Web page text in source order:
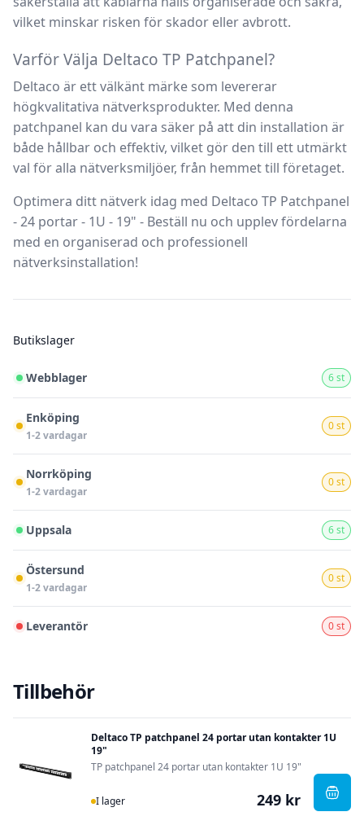
vilket minskar risken för skador eller avbrott.
Varför Välja Deltaco TP Patchpanel?
Deltaco är ett välkänt märke som levererar
högkvalitativa nätverksprodukter. Med denna
patchpanel kan du vara säker på att din installation är
både hållbar och effektiv, vilket gör den till ett utmärkt
val för alla nätverksmiljöer, från hemmet till företaget.
Optimera ditt nätverk idag med Deltaco TP Patchpanel
- 24 portar - 1U - 19" - Beställ nu och upplev fördelarna
med en organiserad och professionell
nätverksinstallation!
Butikslager
Webblager 6 st
Enköping
1-2 vardagar
0 st
Norrköping
1-2 vardagar
0 st
Uppsala 6 st
Östersund
1-2 vardagar
0 st
Leverantör 0 st
Tillbehör
Deltaco TP patchpanel 24 portar utan kontakter 1U
19"
TP patchpanel 24 portar utan kontakter 1U 19"
I Lager
I lager 249 kr ,